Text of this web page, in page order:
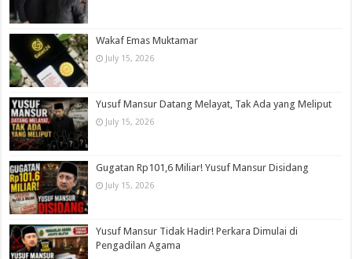
Wakaf Emas Muktamar
July 15, 2026
Yusuf Mansur Datang Melayat, Tak Ada yang Meliput
July 15, 2026
Gugatan Rp101,6 Miliar! Yusuf Mansur Disidang
July 15, 2026
Yusuf Mansur Tidak Hadir! Perkara Dimulai di
Pengadilan Agama